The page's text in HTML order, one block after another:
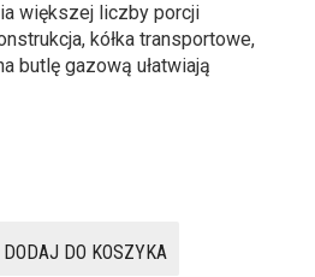
większej liczby porcji
kółka transportowe,
butlę gazową ułatwiają
DODAJ DO KOSZYKA